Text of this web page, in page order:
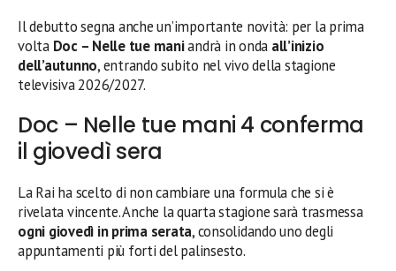
Il debutto segna anche un’importante novità: per la prima
volta Doc – Nelle tue maniandrà in onda all’inizio
dell’autunno, entrando subito nel vivo della stagione
televisiva 2026/2027.
Doc – Nelle tue mani 4 conferma
il giovedì sera
La Rai ha scelto di non cambiare una formula che si è
rivelata vincente. Anche la quarta stagione sarà trasmessa
ogni giovedì in prima serata, consolidando uno degli
appuntamenti più forti del palinsesto.